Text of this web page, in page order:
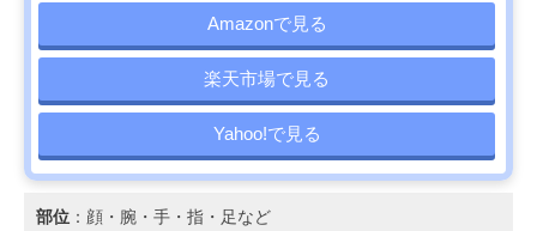
Amazonで見る
楽天市場で見る
Yahoo!で見る
部位 ：顔・腕・手・指・足など